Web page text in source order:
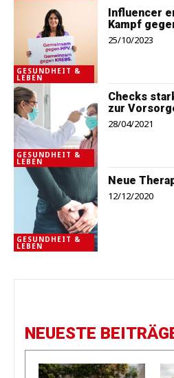
GESUNDHEIT &
LEBEN
Influencer
Kampf
25/10/2023
GESUNDHEIT &
LEBEN
Checks
zur
28/04/2021
GESUNDHEIT &
LEBEN
Neue
12/12/2020
NEUESTE